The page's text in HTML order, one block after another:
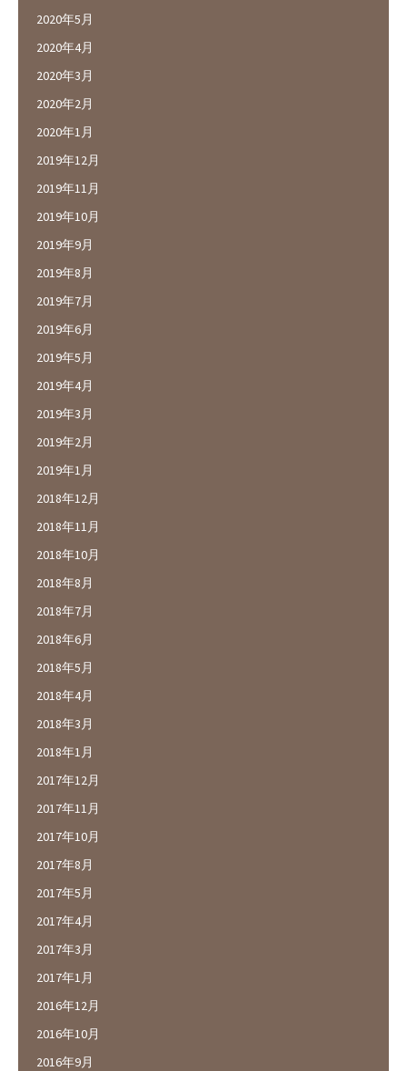
2020年5月
2020年4月
2020年3月
2020年2月
2020年1月
2019年12月
2019年11月
2019年10月
2019年9月
2019年8月
2019年7月
2019年6月
2019年5月
2019年4月
2019年3月
2019年2月
2019年1月
2018年12月
2018年11月
2018年10月
2018年8月
2018年7月
2018年6月
2018年5月
2018年4月
2018年3月
2018年1月
2017年12月
2017年11月
2017年10月
2017年8月
2017年5月
2017年4月
2017年3月
2017年1月
2016年12月
2016年10月
2016年9月